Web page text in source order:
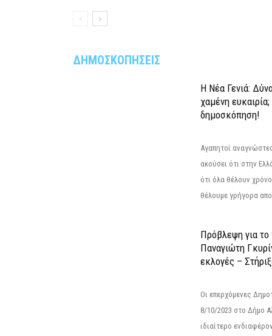
ΔΗΜΟΣΚΟΠΗΣΕΙΣ
Η Νέα Γενιά:
χαμένη
δημοσκόπηση!
Αγαπητοί
ακούσει ότι στην
ότι όλα θέλουν
θέλουμε γρήγορα
Πρόβλεψη για
Παναγιώτη
εκλογές –
Οι επερχόμενες
8/10/2023 στο Δήμο
ιδιαίτερο